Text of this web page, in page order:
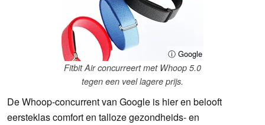
ⓘ Google
Fitbit Air concurreert met Whoop 5.0
tegen een veel lagere prijs.
De Whoop-concurrent van Google is hier en belooft
eersteklas comfort en talloze gezondheids- en